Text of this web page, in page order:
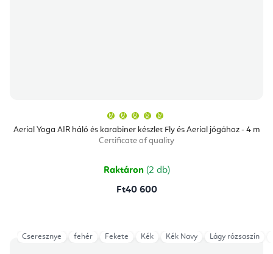
Aerial Yoga AIR háló és karabiner készlet Fly és Aerial jógához - 4 m
Certificate of quality
átlagos
értékelése
5-
csillag.
Raktáron (2 db)
Ft40 600
Cseresznye fehér Fekete Kék Kék Navy Lágy rózsaszín